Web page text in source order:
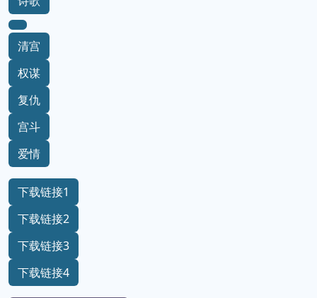
清宫
权谋
复仇
宫斗
爱情
下载链接1
下载链接2
下载链接3
下载链接4